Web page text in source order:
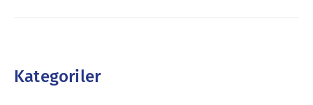
Kategoriler